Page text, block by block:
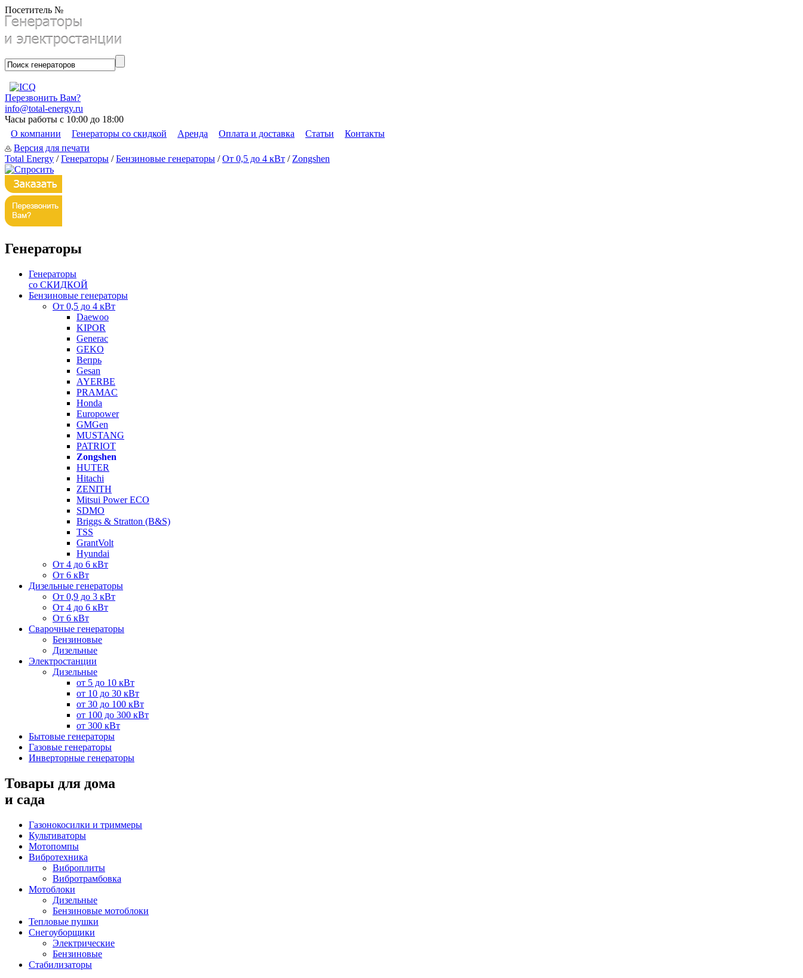
Посетитель №
Перезвонить Вам?
info@total-energy.ru
Часы работы с 10:00 до 18:00
О компании
Генераторы со скидкой Аренда Оплата и доставка Статьи
Контакты
Версия для печати
Total Energy /Генераторы /Бензиновые генераторы /От 0,5 до 4 кВт / Zongshen
Генераторы
Генераторы
со СКИДКОЙ
Бензиновые генераторы
От 0,5 до 4 кВт
Daewoo
KIPOR
Generac
GEKO
Вепрь
Gesan
AYERBE
PRAMAC
Honda
Europower
GMGen
MUSTANG
PATRIOT
Zongshen
HUTER
Hitachi
ZENITH
Mitsui Power ECO
SDMO
Briggs & Stratton (B&S)
TSS
GrantVolt
Hyundai
От 4 до 6 кВт
От 6 кВт
Дизельные генераторы
От 0,9 до 3 кВт
От 4 до 6 кВт
От 6 кВт
Сварочные генераторы
Бензиновые
Дизельные
Электростанции
Дизельные
от 5 до 10 кВт
от 10 до 30 кВт
от 30 до 100 кВт
от 100 до 300 кВт
от 300 кВт
Бытовые генераторы
Газовые генераторы
Инверторные генераторы
Товары для дома
и сада
Газонокосилки и триммеры
Культиваторы
Мотопомпы
Вибротехника
Виброплиты
Вибротрамбовка
Мотоблоки
Дизельные
Бензиновые мотоблоки
Тепловые пушки
Снегоуборщики
Электрические
Бензиновые
Стабилизаторы